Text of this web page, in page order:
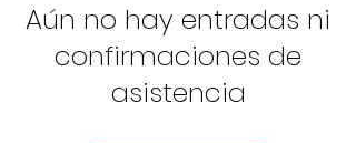
Aún no hay entradas ni
confirmaciones de
asistencia